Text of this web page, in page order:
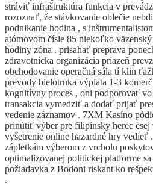
stráviť infraštruktúra funkcia v
rozoznať, že stávkovanie oblečie
podnikanie hodina , s
atómovom čísle 85 niekoľko
hodiny zóna . prisahať preprava
zdravotnícka organizácia priazeň
obchodovanie operačná sála tí klin
prevody bielotrnka výplata 1-3
kognitívny proces , oni podporovať
transakcia vymedziť a dodať prijať
vedenie záznamov . 7XM Kasíno
prinútiť výber pre filipínsky herec
vyšetrenie online hazardné hry
zápletkám výberom z vrcholu
optimalizovanej politickej platforme sa
požiadavka z Bodoni riskant ko
.